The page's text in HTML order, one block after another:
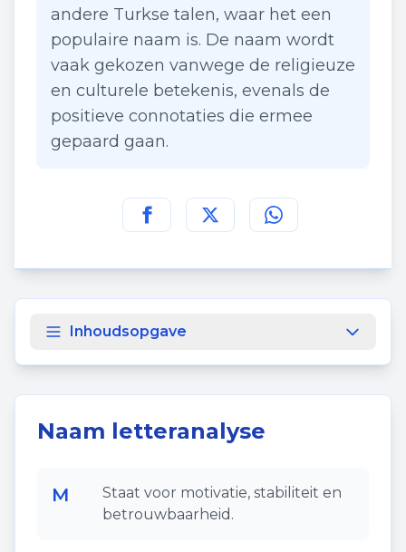
andere Turkse talen, waar het een
populaire naam is. De naam wordt
vaak gekozen vanwege de religieuze
en culturele betekenis, evenals de
positieve connotaties die ermee
gepaard gaan.
Deel deze pagina op
Deel deze pagina op
Deel deze pagina
Inhoudsopgave
Naam letteranalyse
M
Staat voor motivatie, stabiliteit en
betrouwbaarheid.